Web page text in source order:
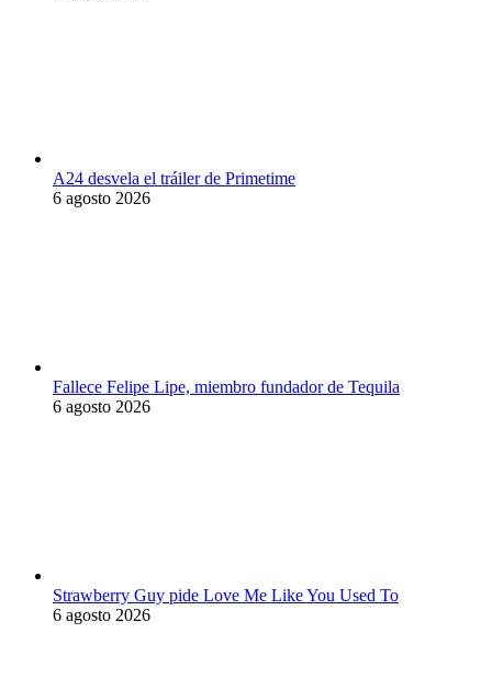
A24 desvela el tráiler de Primetime
6 agosto 2026
Fallece Felipe Lipe, miembro fundador de Tequila
6 agosto 2026
Strawberry Guy pide Love Me Like You Used To
6 agosto 2026